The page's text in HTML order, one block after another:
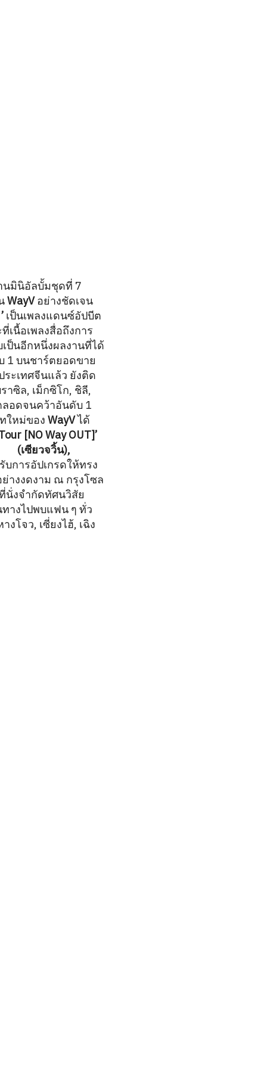
นมินิอัลบั้มชุดที่ 7
WayVอย่างชัดเจน
’ เป็นเพลงแดนซ์อัปบีต
เนื้อเพลงสื่อถึงการ
ป็นอีกหนึ่งผลงานที่ได้
1 บนชาร์ตยอดขาย
ะเทศจีนแล้ว ยังติด
าซิล, เม็กซิโก, ชิลี,
ลอดจนคว้าอันดับ 1
ใหม่ของ WayVได้
[NO Way OUT]’
(เซียวจวิ้น),
บการอัปเกรดให้ทรง
างงดงาม ณ กรุงโซล
นั่งจำกัดทัศนวิสัย
างไปพบแฟน ๆ ทั่ว
โจว, เซี่ยงไฮ้, เฉิง